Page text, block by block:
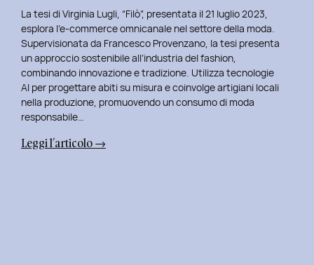
La tesi di Virginia Lugli, “Filò”, presentata il 21 luglio 2023,
esplora l’e-commerce omnicanale nel settore della moda.
Supervisionata da Francesco Provenzano, la tesi presenta
un approccio sostenibile all’industria del fashion,
combinando innovazione e tradizione. Utilizza tecnologie
AI per progettare abiti su misura e coinvolge artigiani locali
nella produzione, promuovendo un consumo di moda
responsabile…
Leggi l’articolo →